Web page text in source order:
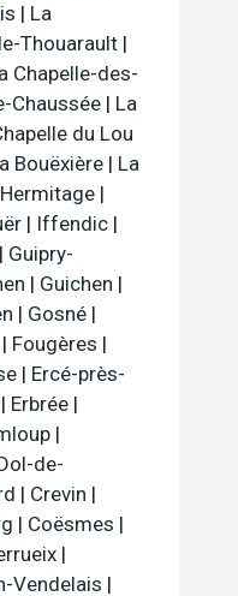
| La
Thouarault |
Chapelle-des-
Chaussée | La
du Lou
Bouëxière | La
|
| Iffendic |
| Guipry-
| Guichen |
| Gosné |
| Fougères |
| Ercé-près-
| Erbrée |
|
de-
| Crevin |
| Coësmes |
|
Vendelais |